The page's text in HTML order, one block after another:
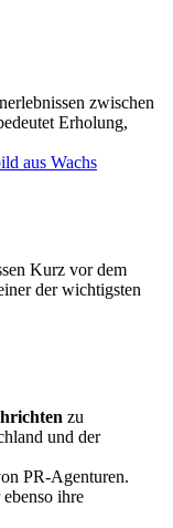
zwischen
Erholung,
Kurz vor dem
der wichtigsten
zu
und der
PR-Agenturen.
ihre